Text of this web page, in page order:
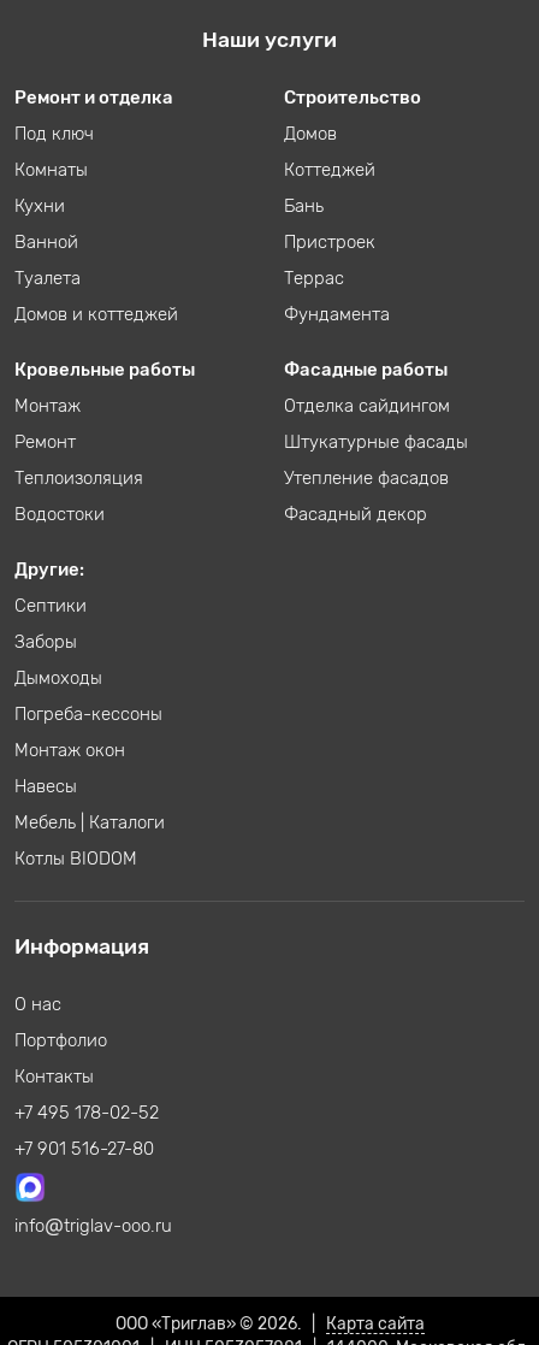
Наши услуги
Ремонт и отделка
Под ключ
Комнаты
Кухни
Ванной
Туалета
Домов и коттеджей
Строительство
Домов
Коттеджей
Бань
Пристроек
Террас
Фундамента
Кровельные работы
Монтаж
Ремонт
Теплоизоляция
Водостоки
Фасадные работы
Отделка сайдингом
Штукатурные фасады
Утепление фасадов
Фасадный декор
Другие:
Септики
Заборы
Дымоходы
Погреба-кессоны
Монтаж окон
Навесы
Мебель
Каталоги
Котлы BIODOM
Информация
О нас
Портфолио
Контакты
+7 495 178-02-52
+7 901 516-27-80
info triglav-ooo.ru
ООО «Триглав» © 2026. |
Карта сайта